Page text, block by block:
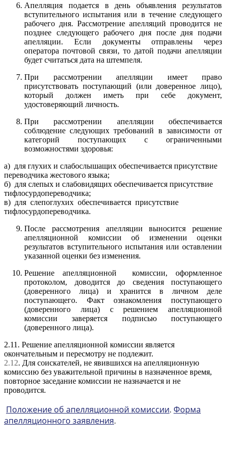
Апелляция подается в день объявления результатов
вступительного испытания или в течение следующего
рабочего дня. Рассмотрение апелляций проводится не
позднее следующего рабочего дня после дня подачи
апелляции. Если документы отправлены через
оператора почтовой связи, то датой подачи апелляции
будет считаться дата на штемпеля.
При рассмотрении апелляции имеет право
присутствовать поступающий (или доверенное лицо),
который должен иметь при себе документ,
удостоверяющий личность.
При рассмотрении апелляции обеспечивается
соблюдение следующих требований в зависимости от
категорий поступающих с ограниченными
возможностями здоровья:
а) для глухих и слабослышащих обеспечивается присутствие
переводчика жестового языка;
б) для слепых и слабовидящих обеспечивается присутствие
тифлосурдопереводчика;
в) для слепоглухих обеспечивается присутствие
тифлосурдопереводчика.
После рассмотрения апелляции выносится решение
апелляционной комиссии об изменении оценки
результатов вступительного испытания или оставлении
указанной оценки без изменения.
Решение апелляционной комиссии, оформленное
протоколом, доводится до сведения поступающего
(доверенного лица) и хранится в личном деле
поступающего. Факт ознакомления поступающего
(доверенного лица) с решением апелляционной
комиссии заверяется подписью поступающего
(доверенного лица).
2.11. Решение апелляционной комиссии является
окончательным и пересмотру не подлежит.
2.12. Для соискателей, не явившихся на апелляционную
комиссию без уважительной причины в назначенное время,
повторное заседание комиссии не назначается и не
проводится.
Положение об апелляционной комиссии. Форма
апелляционного заявления.